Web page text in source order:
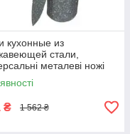
кухонные из
стали,
металеві ножі
з підставкою 7
₴ 1 562 ₴